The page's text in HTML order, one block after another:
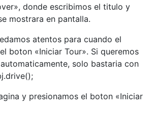
donde escribimos el titulo y
mostrara en pantalla.
atentos para cuando el
boton «Iniciar Tour». Si queremos
solo bastaria con
y presionamos el boton «Iniciar